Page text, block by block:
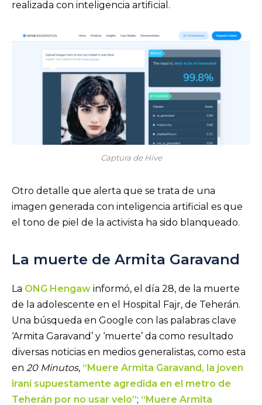
realizada con inteligencia artificial.
Captura de Hive
Otro detalle que alerta que se trata de una
imagen generada con inteligencia artificial es que
el tono de piel de la activista ha sido blanqueado.
La muerte de Armita Garavand
La ONG Hengaw informó, el día 28, de la muerte
de la adolescente en el Hospital Fajr, de Teherán.
Una búsqueda en Google con las palabras clave
‘Armita Garavand’ y ‘muerte’ da como resultado
diversas noticias en medios generalistas, como esta
en 20 Minutos, “Muere Armita Garavand, la joven
iraní supuestamente agredida en el metro de
Teherán por no usar velo”; “Muere Armita